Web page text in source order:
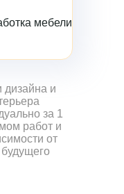
мебели
дизайна и
за 1
работ и
от